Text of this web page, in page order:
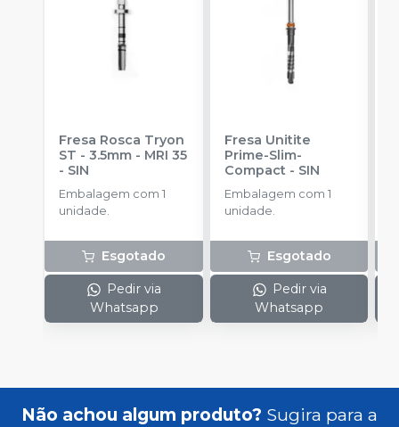
Fresa Rosca Tryon
ST - 3.5mm - MRI 35
- SIN
Embalagem com 1
unidade.
Esgotado
Pedir via
Whatsapp
Fresa Unitite
Prime-Slim-
Compact- SIN
Embalagem com 1
unidade.
Esgotado
Pedir via
Whatsapp
Não achou algum produto? Sugira para a